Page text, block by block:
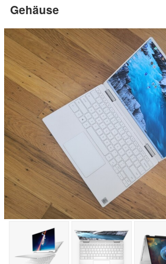
Gehäuse